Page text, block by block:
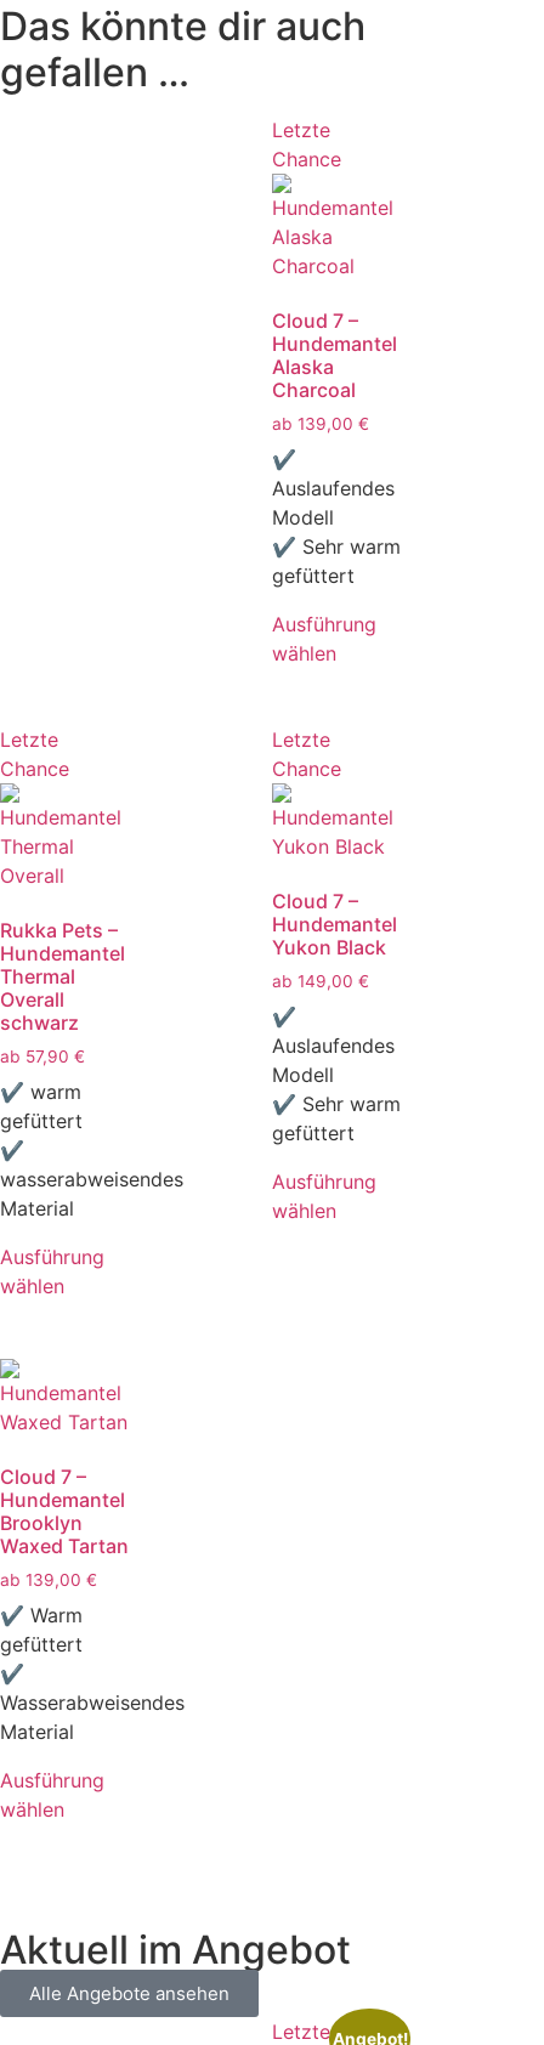
Das könnte dir auch
gefallen …
Letzte
Chance
Cloud 7 –
Hundemantel
Alaska
Charcoal
ab 139,00 €
✔
Auslaufendes
Modell
✔ Sehr warm
gefüttert
Ausführung
wählen
Letzte
Chance
Rukka Pets –
Hundemantel
Thermal
Overall
schwarz
ab 57,90 €
✔ warm
gefüttert
✔
wasserabweisendes
Material
Ausführung
wählen
Letzte
Chance
Cloud 7 –
Hundemantel
Yukon Black
ab 149,00 €
✔
Auslaufendes
Modell
✔ Sehr warm
gefüttert
Ausführung
wählen
Cloud 7 –
Hundemantel
Brooklyn
Waxed Tartan
ab 139,00 €
✔ Warm
gefüttert
✔
Wasserabweisendes
Material
Ausführung
wählen
Aktuell im Angebot
Alle Angebote ansehen
LetzteAngebot!